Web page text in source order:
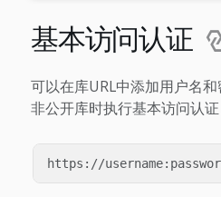
基本访问认证
可以在库URL中添加用户名
非公开库时执行基本访问认证